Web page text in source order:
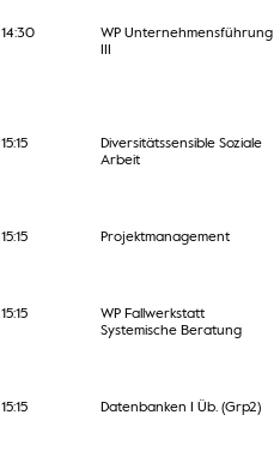
14:30
WP Unternehmensführung
III
15:15
Diversitätssensible Soziale
Arbeit
15:15 Projektmanagement
15:15
WP Fallwerkstatt
Systemische Beratung
15:15 Datenbanken I Üb. (Grp2)